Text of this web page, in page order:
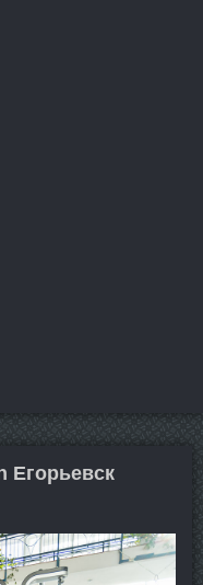
Егорьевск